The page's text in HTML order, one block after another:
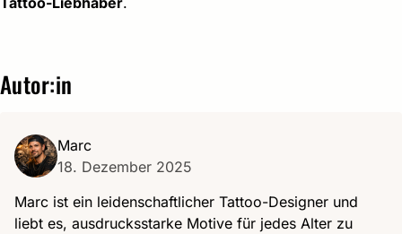
Autor:in
Marc
18. Dezember 2025
Marc ist ein leidenschaftlicher Tattoo-Designer und
liebt es, ausdrucksstarke Motive für jedes Alter zu